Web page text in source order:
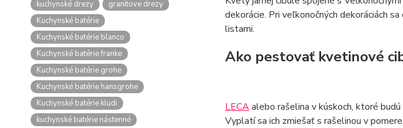
kuchynské drezy
granitove drezy
Kuchynské batérie
Kuchynské batérie blanco
Kuchynské batérie franke
Kuchynské batérie grohe
Kuchynské batérie hansgrohe
Kuchynské batérie kludi
kuchynské batérie nástenné
dekorácie. Pri veľkonočných dekoráciách
listami.
Ako pestovať kvetinové
LECAalebo rašelina v kúskoch, ktoré
Vyplatí sa ich zmiešať s rašelinou v